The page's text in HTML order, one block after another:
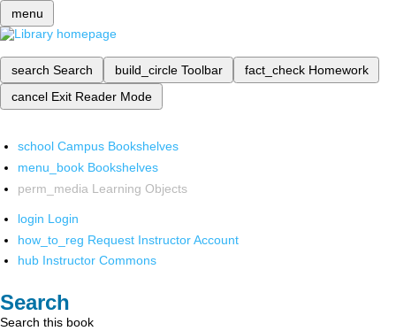
menu
search Search build_circle Toolbar fact_check Homework
cancel Exit Reader Mode
school Campus Bookshelves
menu_book Bookshelves
perm_media Learning Objects
login Login
how_to_reg Request Instructor Account
hub Instructor Commons
Search
Search this book